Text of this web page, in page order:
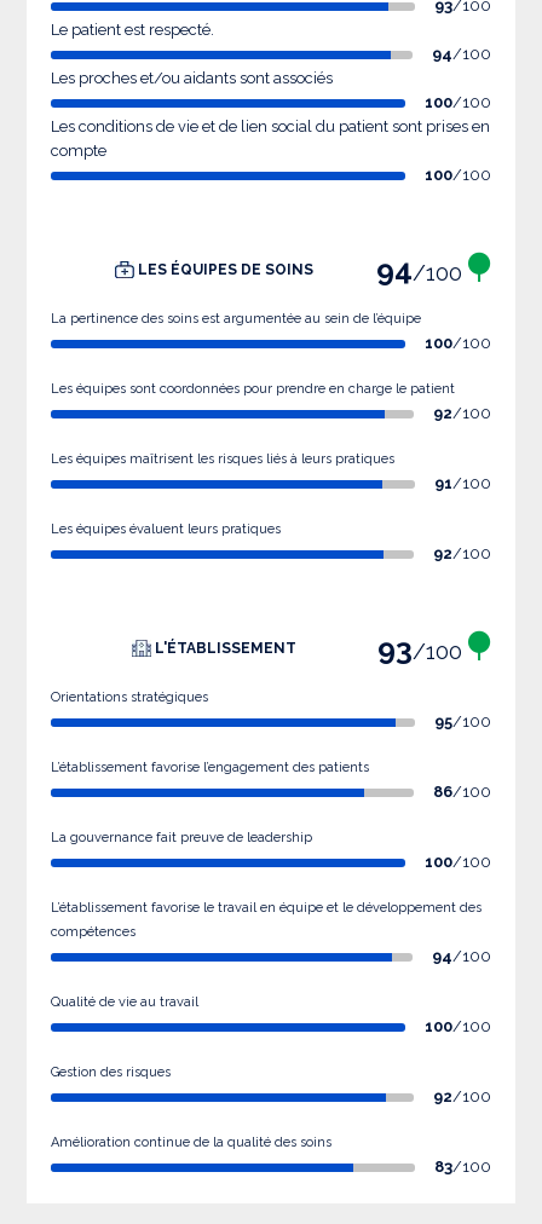
93/100
Le patient est respecté.
94/100
Les proches et/ou aidants sont associés
100/100
Les conditions de vie et de lien social du patient sont prises en
compte
100/100
LES ÉQUIPES DE SOINS 94/100
La pertinence des soins est argumentée au sein de l’équipe
100/100
Les équipes sont coordonnées pour prendre en charge le patient
92/100
Les équipes maîtrisent les risques liés à leurs pratiques
91/100
Les équipes évaluent leurs pratiques
92/100
L'ÉTABLISSEMENT 93/100
Orientations stratégiques
95/100
L’établissement favorise l’engagement des patients
86/100
La gouvernance fait preuve de leadership
100/100
L’établissement favorise le travail en équipe et le développement des
compétences
94/100
Qualité de vie au travail
100/100
Gestion des risques
92/100
Amélioration continue de la qualité des soins
83/100